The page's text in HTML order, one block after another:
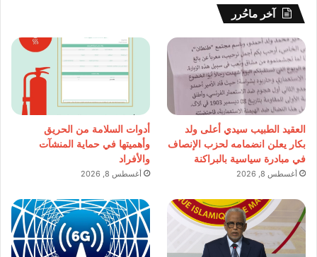
آخر ماحُرر
العقيد الطبيب سيدي أعلى ولد
بكار يعلن انضمامه لحزب الإنصاف
في مبادرة سياسية بالبراكنة
أغسطس 8, 2026
أدوات السلامة من الحريق
وأهميتها في حماية المنشآت
والأفراد
أغسطس 8, 2026